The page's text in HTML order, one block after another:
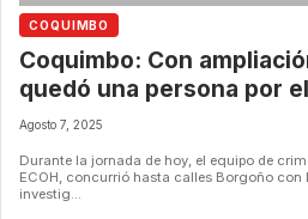
COQUIMBO
Coquimbo: Con
quedó una persona por
Borgoño con Lira.
Agosto 7, 2025
Durante la jornada de hoy, el equipo de
ECOH, concurrió hasta calles Borgoño con
investig...